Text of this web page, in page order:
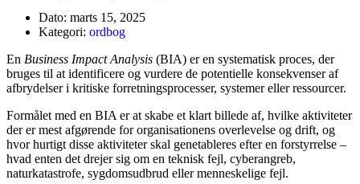
Dato: marts 15, 2025
Kategori: ordbog
En Business Impact Analysis (BIA) er en systematisk proces, der
bruges til at identificere og vurdere de potentielle konsekvenser af
afbrydelser i kritiske forretningsprocesser, systemer eller ressourcer.
Formålet med en BIA er at skabe et klart billede af, hvilke aktiviteter
der er mest afgørende for organisationens overlevelse og drift, og
hvor hurtigt disse aktiviteter skal genetableres efter en forstyrrelse –
hvad enten det drejer sig om en teknisk fejl, cyberangreb,
naturkatastrofe, sygdomsudbrud eller menneskelige fejl.